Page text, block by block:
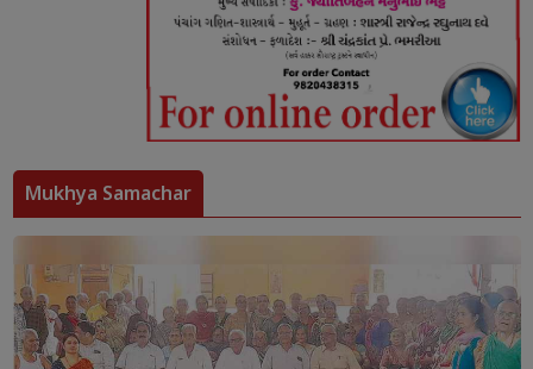
Mukhya Samachar